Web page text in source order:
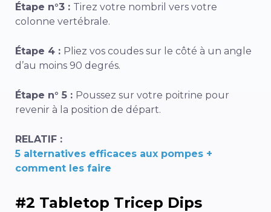
Étape n°3 : Tirez votre nombril vers votre
colonne vertébrale.
Étape 4 : Pliez vos coudes sur le côté à un angle
d’au moins 90 degrés.
Étape n° 5 : Poussez sur votre poitrine pour
revenir à la position de départ.
RELATIF :
5 alternatives efficaces aux pompes +
comment les faire
#2 Tabletop Tricep Dips